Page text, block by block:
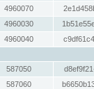
4960070
4960030
4960040
587050
587060